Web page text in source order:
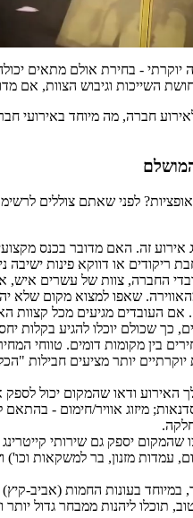
- בחירת אולם מתאים
השייכות וגיבוש הצוות, אם
חברה, מה מיוחד באירועי
לפני שאתם צוללים
זה. האם מדובר בכנס
או דווקא פינות ישיבה
החברה, צוות של עשרים איש,
שאפו למצוא מקום שלא
העובדים מגיעים מכל קצוות
שכולם יוכלו להגיע בקלות
בין מקומות דומים. טווחי
יותר מציעים חבילות
האירוע ודאו שהמקום יכול
מיזוג אוויר/חימום -
יספק גם שירותי
מזנון, בר למשקאות וכו')
בעונות החמות (אביב-
ליהנות ממבחר גדול יותר